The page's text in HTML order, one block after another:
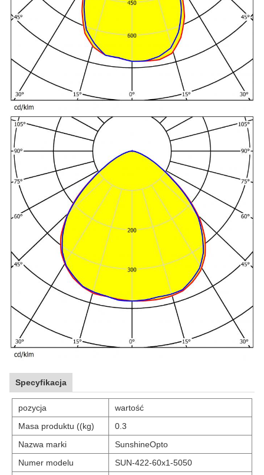
Specyfikacja
pozycja
wartość
Masa produktu ((kg)
0.3
Nazwa marki
SunshineOpto
Numer modelu
SUN-422-60x1-5050